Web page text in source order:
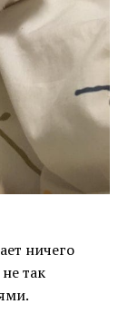
ничего
так